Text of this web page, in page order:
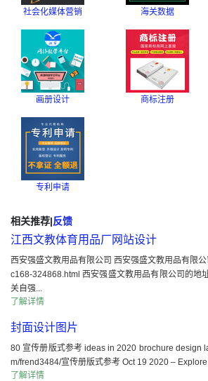
社会化媒体营销 海关数据
画册设计 商标注册
专利申请
相关推荐|反馈
江西文教体育用品厂网站设计
西安强盛文教用品有限公司 西安强盛文教用品有限
c168-324868.html 西安强盛文教用品有限公司的地
关自强...
了解详情
封面设计图片
80 宣传册版式参考 ideas in 2020 brochure design
m/frend3484/宣传册版式参考 Oct 19 2020 – Explore
了解详情